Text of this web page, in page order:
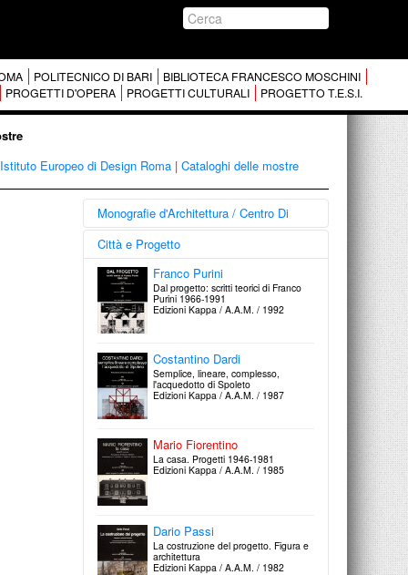
POLITECNICO DI BARI
BIBLIOTECA FRANCESCO MOSCHINI
PROGETTI D'OPERA PROGETTI CULTURALI PROGETTO T.E.S.I.
Europeo di Design Roma | Cataloghi delle mostre
Monografie d'Architettura / Centro Di
Disegni di architettura italiana
dal dopoguerra ad oggi
dalla Collezione Francesco Moschini
A.A.M. Architettura Arte Moderna
Edizioni Centro Di / 2002
Edizioni Centro Di / 1984
Edizioni Centro Di / 1980
L’Equerre-Paris / 1981
Città e Progetto
Franco Purini
Dal progetto: scritti teorici di Franco
Purini 1966-1991
Edizioni Kappa / A.A.M. / 1992
Costantino Dardi
Semplice, lineare, complesso,
l'acquedotto di Spoleto
Edizioni Kappa / A.A.M. / 1987
Mario Fiorentino
La casa. Progetti 1946-1981
Edizioni Kappa / A.A.M. / 1985
Dario Passi
La costruzione del progetto. Figura e
architettura
Edizioni Kappa / A.A.M. / 1982